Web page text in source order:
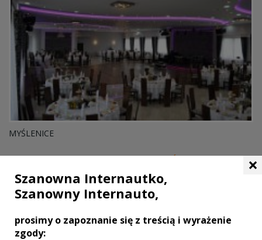
MYŚLENICE
KARCZMA REGIONALNA SKANSEN SMAKÓW ×
Szanowna Internautko,
Szanowny Internauto,
prosimy o zapoznanie się z treścią i wyrażenie
zgody: